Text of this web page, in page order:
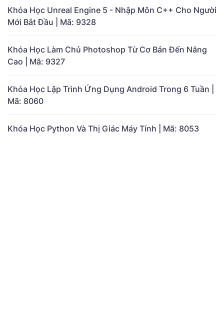
Khóa Học Unreal Engine 5 - Nhập Môn C++ Cho Người
Mới Bắt Đầu | Mã: 9328
Khóa Học Làm Chủ Photoshop Từ Cơ Bản Đến Nâng
Cao | Mã: 9327
Khóa Học Lập Trình Ứng Dụng Android Trong 6 Tuần |
Mã: 8060
Khóa Học Python Và Thị Giác Máy Tính | Mã: 8053